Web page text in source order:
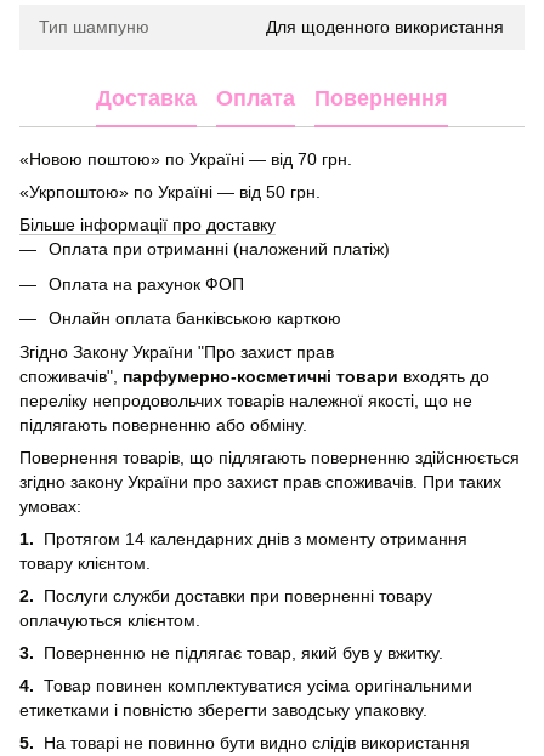
Тип шампуню Для щоденного використання
Доставка Оплата Повернення
«Новою поштою» по Україні — від 70 грн.
«Укрпоштою» по Україні — від 50 грн.
Більше інформації про доставку
Оплата при отриманні (наложений платіж)
Оплата на рахунок ФОП
Онлайн оплата банківською карткою
Згідно Закону України "Про захист прав
споживачів", парфумерно-косметичні товари входять до
переліку непродовольчих товарів належної якості, що не
підлягають поверненню або обміну.
Повернення товарів, що підлягають поверненню здійснюється
згідно закону України про захист прав споживачів. При таких
умовах:
1.
Протягом 14 календарних днів з моменту отримання
товару клієнтом.
2. Послуги служби доставки при поверненні товару
оплачуються клієнтом.
3.
Поверненню не підлягає товар, який був у вжитку.
4. Товар повинен комплектуватися усіма оригінальними
етикетками і повністю зберегти заводську упаковку.
5. На товарі не повинно бути видно слідів використання